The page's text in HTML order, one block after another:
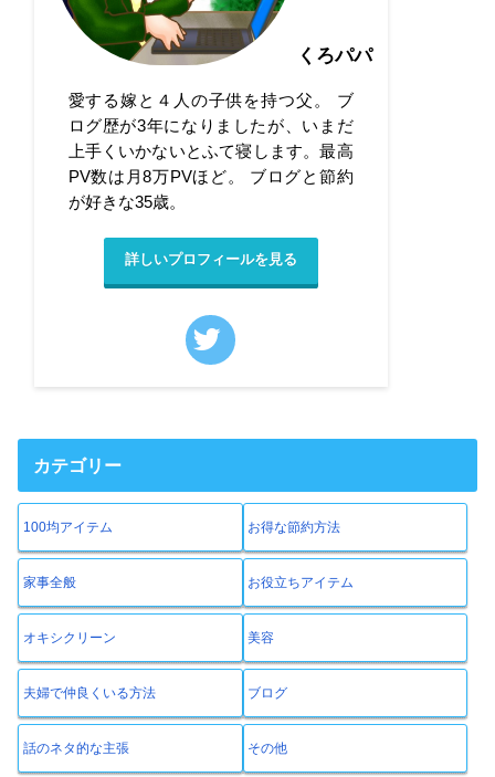
くろパパ
愛する嫁と４人の子供を持つ父。 ブ
ログ歴が3年になりましたが、いまだ
上手くいかないとふて寝します。最高
PV数は月8万PVほど。 ブログと節約
が好きな35歳。
詳しいプロフィールを見る
カテゴリー
100均アイテム お得な節約方法
家事全般 お役立ちアイテム
オキシクリーン 美容
夫婦で仲良くいる方法 ブログ
話のネタ的な主張 その他